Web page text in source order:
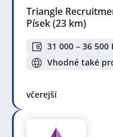
Triangle
Písek(23 km)
31 000 – 36 500
Vhodné také
včerejší